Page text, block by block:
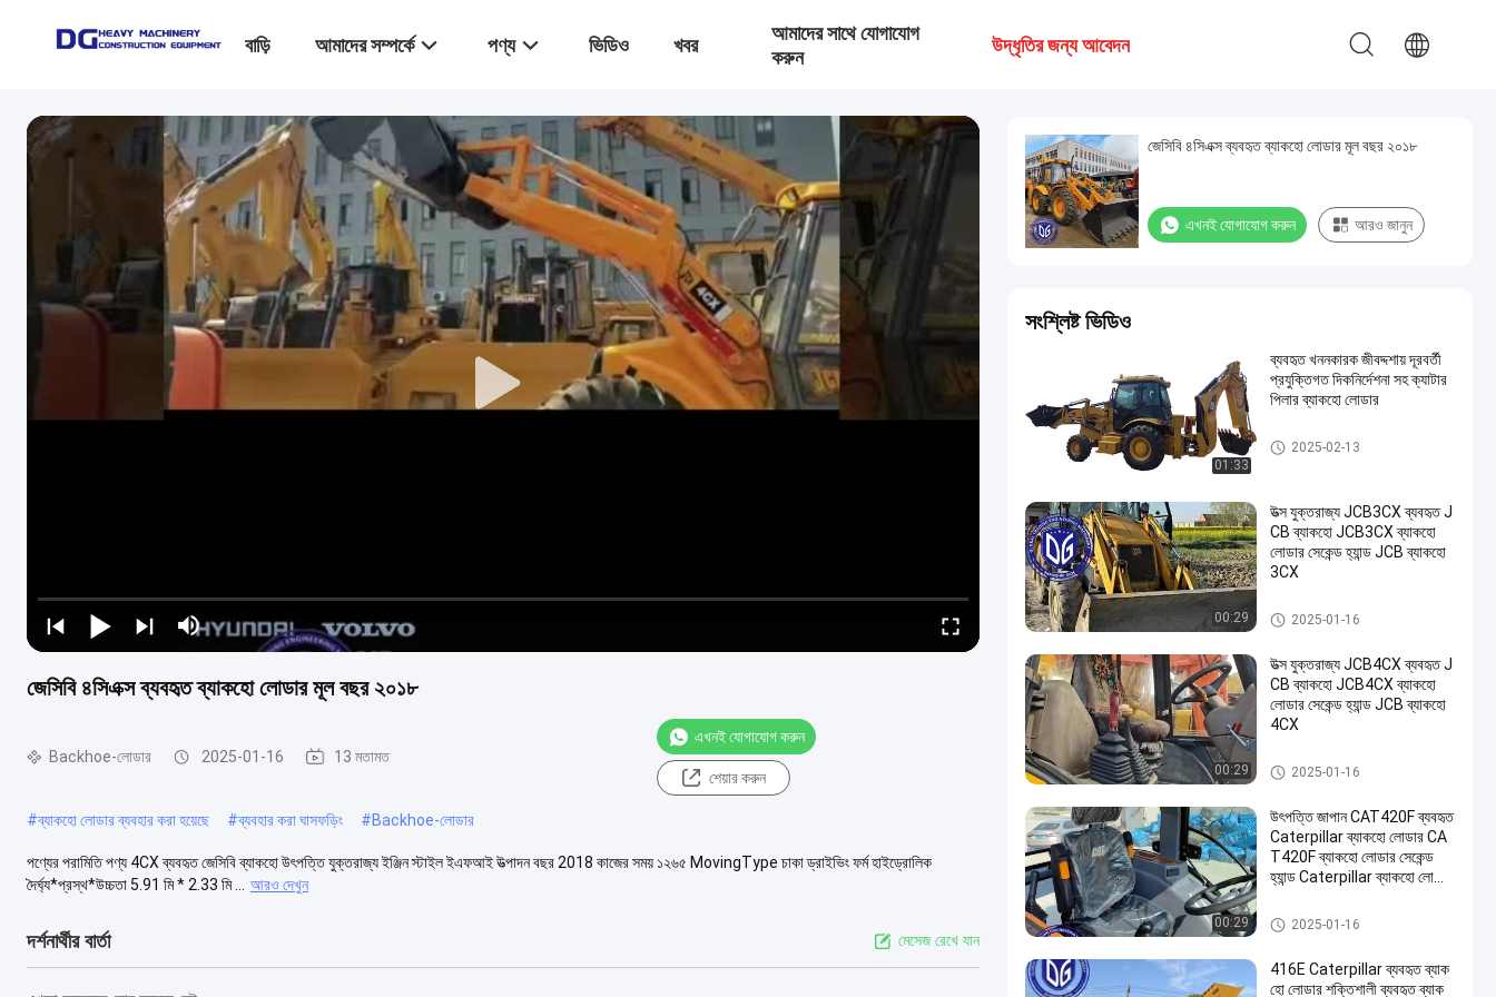
বাড়ি আমাদের সম্পর্কে পণ্য ভিডিও খবর
আমাদের সাথে যোগাযোগ
করুন
উদ্ধৃতির জন্য আবেদন
জেসিবি ৪সিএক্স ব্যবহৃত ব্যাকহো লোডার মূল বছর ২০১৮
Backhoe-লোডার 2025-01-16 13 মতামত
এখনই যোগাযোগ করুন
শেয়ার করুন
#ব্যাকহো লোডার ব্যবহার করা হয়েছে #ব্যবহার করা ঘাসফড়িং #Backhoe-লোডার
পণ্যের পরামিতি পণ্য 4CX ব্যবহৃত জেসিবি ব্যাকহো উৎপত্তি যুক্তরাজ্য ইঞ্জিন স্টাইল ইএফআই উত্পাদন বছর 2018 কাজের সময় ১২৬৫ MovingType চাকা ড্রাইভিং ফর্ম হাইড্রোলিক
দৈর্ঘ্য*প্রস্থ*উচ্চতা 5.91 মি * 2.33 মি ...
আরও দেখুন
দর্শনার্থীর বার্তা মেসেজ রেখে যান
জেসিবি ৪সিএক্স ব্যবহৃত ব্যাকহো লোডার মূল বছর ২০১৮
এখনই যোগাযোগ করুন আরও জানুন
সংশ্লিষ্ট ভিডিও
01:33
ব্যবহৃত খননকারক জীবদ্দশায় দূরবর্তী
প্রযুক্তিগত দিকনির্দেশনা সহ ক্যাটার
পিলার ব্যাকহো লোডার
Backhoe-লোডার
2025-02-13
00:29
উত্স যুক্তরাজ্য JCB3CX ব্যবহৃত J
CB ব্যাকহো JCB3CX ব্যাকহো
লোডার সেকেন্ড হ্যান্ড JCB ব্যাকহো
3CX
Backhoe-লোডার
2025-01-16
00:29
উত্স যুক্তরাজ্য JCB4CX ব্যবহৃত J
CB ব্যাকহো JCB4CX ব্যাকহো
লোডার সেকেন্ড হ্যান্ড JCB ব্যাকহো
4CX
Backhoe-লোডার
2025-01-16
00:29
উৎপত্তি জাপান CAT420F ব্যবহৃত
Caterpillar ব্যাকহো লোডার CA
T420F ব্যাকহো লোডার সেকেন্ড
হ্যান্ড Caterpillar ব্যাকহো লোডার
Backhoe-লোডার
2025-01-16
416E Caterpillar ব্যবহৃত ব্যাক
হো লোডার শক্তিশালী ব্যবহৃত ব্যাক